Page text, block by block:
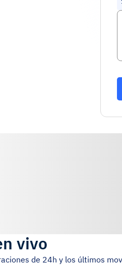
vivo
de 24h y los últimos